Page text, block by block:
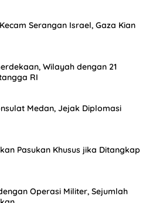
Serangan Israel, Gaza Kian
Wilayah dengan 21
RI
Medan, Jejak Diplomasi
Pasukan Khusus jika Ditangkap
Operasi Militer, Sejumlah